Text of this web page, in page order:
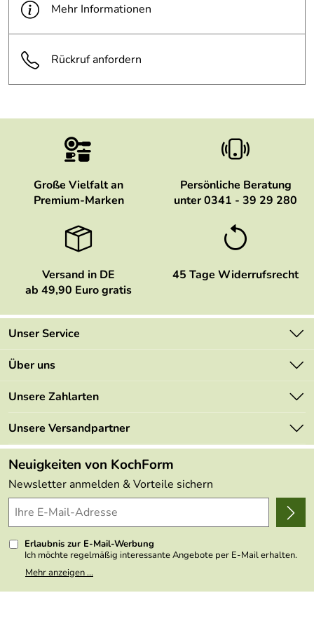
Gefriertruhe:
Im
Geschenkkarto
n:
ja
Mehr Informationen
Rückruf anfordern
Große Vielfalt an
Premium-Marken
Persönliche Beratung
unter 0341 - 39 29 280
Versand in DE
ab 49,90 Euro gratis
45 Tage Widerrufsrecht
Unser Service
Kontakt
Mehrwertsteuerfrei
Retourenportal
FAQs
Lieferbedingungen
Delivery Terms
Kundenlogin
Über uns
Marken
Angebote
Made in Germany
Themen
Wir über uns
Presse
Unsere Zahlarten
Unsere Versandpartner
Neuigkeiten von KochForm
Newsletter anmelden & Vorteile sichern
Erlaubnis zur E-Mail-Werbung
Ich möchte regelmäßig interessante Angebote per E-Mail erhalten.
Meine E-Mail-Adresse wird nicht an andere Unternehmen
weitergegeben. Zu statistischen Zwecken wird in anonymer Form
Mehr anzeigen ...